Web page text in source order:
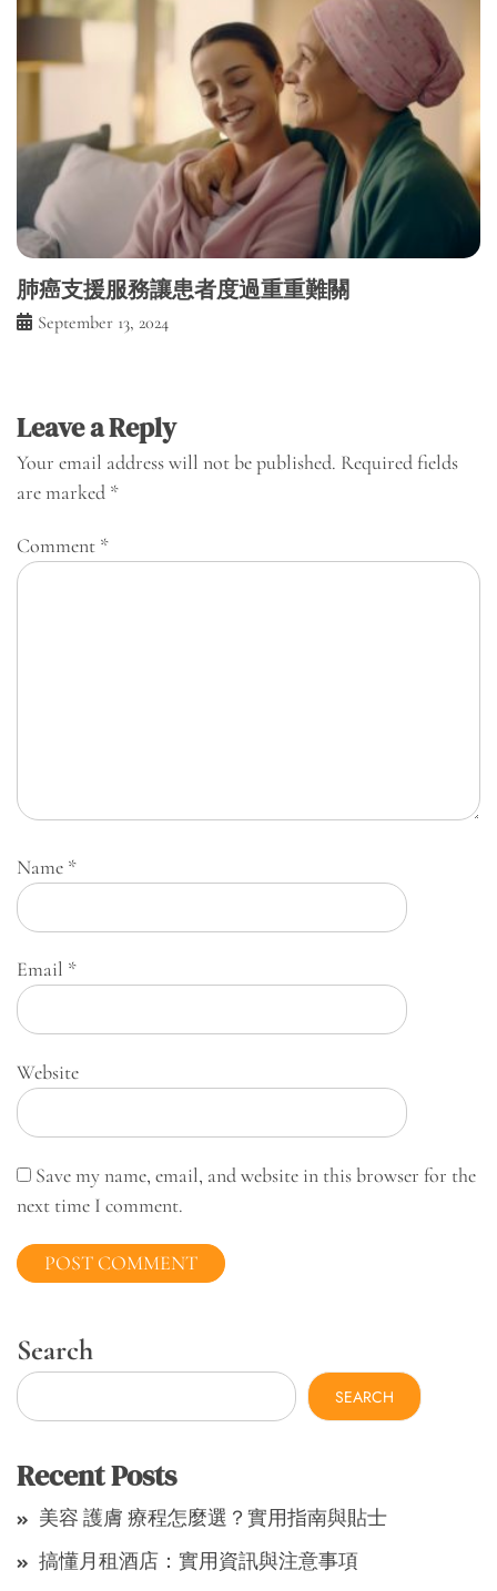
肺癌支援服務讓患者度過重重難關
September 13, 2024
Leave a Reply
Your email address will not be published. Required fields
are marked *
Comment *
Name *
Email *
Website
Save my name, email, and website in this browser for the
next time I comment.
Search
SEARCH
Recent Posts
美容 護膚 療程怎麼選？實用指南與貼士
搞懂月租酒店：實用資訊與注意事項